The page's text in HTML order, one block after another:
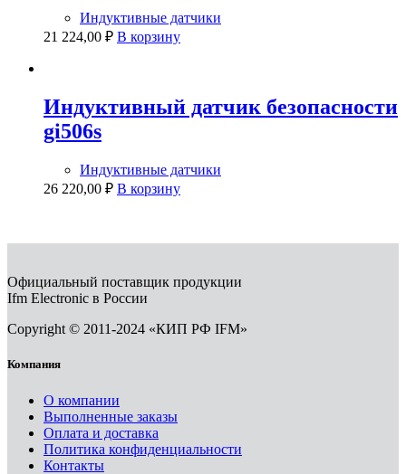
Индуктивные датчики
21 224,00 ₽ В корзину
Индуктивный датчик безопасности
gi506s
Индуктивные датчики
26 220,00 ₽ В корзину
Официальный поставщик продукции
Ifm Electronic в России
Copyright © 2011-2024 «КИП РФ IFM»
Компания
О компании
Выполненные заказы
Оплата и доставка
Политика конфиденциальности
Контакты